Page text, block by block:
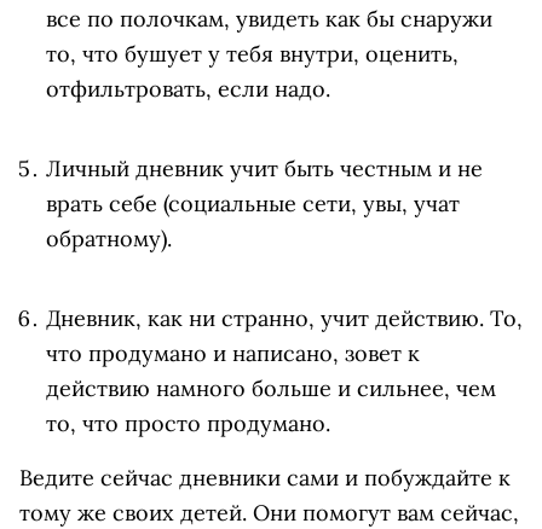
все по полочкам, увидеть как бы снаружи
то, что бушует у тебя внутри, оценить,
отфильтровать, если надо.
Личный дневник учит быть честным и не
врать себе (социальные сети, увы, учат
обратному).
Дневник, как ни странно, учит действию. То,
что продумано и написано, зовет к
действию намного больше и сильнее, чем
то, что просто продумано.
Ведите сейчас дневники сами и побуждайте к
тому же своих детей. Они помогут вам сейчас,